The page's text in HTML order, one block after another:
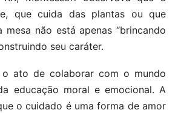
que cuida das plantas ou que
mesa não está apenas “brincando
seu caráter.
o ato de colaborar com o mundo
educação moral e emocional. A
o cuidado é uma forma de amor